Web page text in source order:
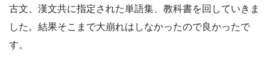
古文、漢文共に指定された単語集、教科書を回していきま
した。結果そこまで大崩れはしなかったので良かったで
す。